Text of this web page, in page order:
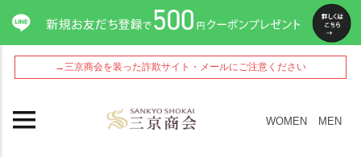
→三京商会を装った詐欺サイト・メールにご注意ください
WOMEN MEN
ペー
ジト
ップ
へ